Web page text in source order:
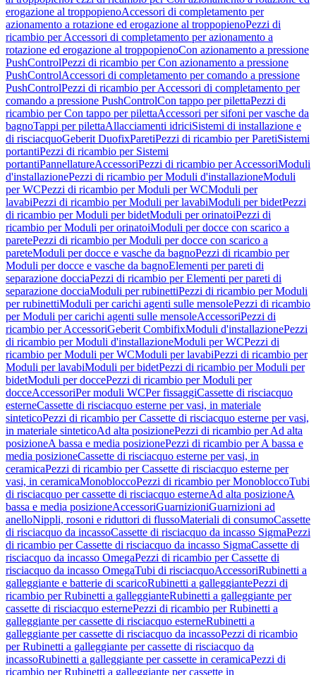
erogazione al troppopienoAccessori di completamento per
azionamento a rotazione ed erogazione al troppopienoPezzi di
ricambio per Accessori di completamento per azionamento a
rotazione ed erogazione al troppopienoCon azionamento a pressione
PushControlPezzi di ricambio per Con azionamento a pressione
PushControlAccessori di completamento per comando a pressione
PushControlPezzi di ricambio per Accessori di completamento per
comando a pressione PushControlCon tappo per pilettaPezzi di
ricambio per Con tappo per pilettaAccessori per sifoni per vasche da
bagnoTappi per pilettaAllacciamenti idriciSistemi di installazione e
di risciacquoGeberit DuofixParetiPezzi di ricambio per ParetiSistemi
portantiPezzi di ricambio per Sistemi
portantiPannellatureAccessoriPezzi di ricambio per AccessoriModuli
d'installazionePezzi di ricambio per Moduli d'installazioneModuli
per WCPezzi di ricambio per Moduli per WCModuli per
lavabiPezzi di ricambio per Moduli per lavabiModuli per bidetPezzi
di ricambio per Moduli per bidetModuli per orinatoiPezzi di
ricambio per Moduli per orinatoiModuli per docce con scarico a
paretePezzi di ricambio per Moduli per docce con scarico a
pareteModuli per docce e vasche da bagnoPezzi di ricambio per
Moduli per docce e vasche da bagnoElementi per pareti di
separazione docciaPezzi di ricambio per Elementi per pareti di
separazione docciaModuli per rubinettiPezzi di ricambio per Moduli
per rubinettiModuli per carichi agenti sulle mensolePezzi di ricambio
per Moduli per carichi agenti sulle mensoleAccessoriPezzi di
ricambio per AccessoriGeberit CombifixModuli d'installazionePezzi
di ricambio per Moduli d'installazioneModuli per WCPezzi di
ricambio per Moduli per WCModuli per lavabiPezzi di ricambio per
Moduli per lavabiModuli per bidetPezzi di ricambio per Moduli per
bidetModuli per doccePezzi di ricambio per Moduli per
docceAccessoriPer moduli WCPer fissaggiCassette di risciacquo
esterneCassette di risciacquo esterne per vasi, in materiale
sinteticoPezzi di ricambio per Cassette di risciacquo esterne per vasi,
in materiale sinteticoAd alta posizionePezzi di ricambio per Ad alta
posizioneA bassa e media posizionePezzi di ricambio per A bassa e
media posizioneCassette di risciacquo esterne per vasi, in
ceramicaPezzi di ricambio per Cassette di risciacquo esterne per
vasi, in ceramicaMonobloccoPezzi di ricambio per MonobloccoTubi
di risciacquo per cassette di risciacquo esterneAd alta posizioneA
bassa e media posizioneAccessoriGuarnizioniGuarnizioni ad
anelloNippli, rosoni e riduttori di flussoMateriali di consumoCassette
di risciacquo da incassoCassette di risciacquo da incasso SigmaPezzi
di ricambio per Cassette di risciacquo da incasso SigmaCassette di
risciacquo da incasso OmegaPezzi di ricambio per Cassette di
risciacquo da incasso OmegaTubi di risciacquoAccessoriRubinetti a
galleggiante e batterie di scaricoRubinetti a galleggiantePezzi di
ricambio per Rubinetti a galleggianteRubinetti a galleggiante per
cassette di risciacquo esternePezzi di ricambio per Rubinetti a
galleggiante per cassette di risciacquo esterneRubinetti a
galleggiante per cassette di risciacquo da incassoPezzi di ricambio
per Rubinetti a galleggiante per cassette di risciacquo da
incassoRubinetti a galleggiante per cassette in ceramicaPezzi di
ricambio per Rubinetti a galleggiante per cassette in